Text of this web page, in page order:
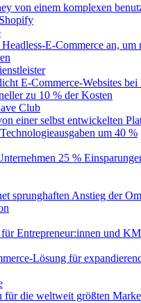
von einem komplexen
Headless-E-Commerce an,
E-Commerce-Websites
zu 10 % der Kosten
Club
einer selbst entwickelten
um 40 %
25 %
sprunghaften Anstieg der
Entrepreneur:innen und
Lösung für
für die weltweit größten